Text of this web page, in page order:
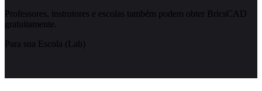
Professores, instrutores e escolas também podem obter BricsCAD
gratuitamente.
Para sua Escola (Lab)